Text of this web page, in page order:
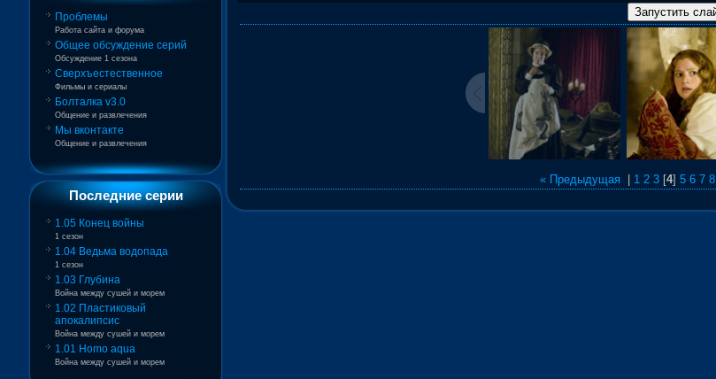
Проблемы
Работа сайта и форума
Общее обсуждение серий
Обсуждение 1 сезона
Сверхъестественное
Фильмы и сериалы
Болталка v3.0
Общение и развлечения
Мы вконтакте
Общение и развлечения
Последние серии
1.05 Конец войны
1 сезон
1.04 Ведьма водопада
1 сезон
1.03 Глубина
Война между сушей и морем
1.02 Пластиковый
апокалипсис
Война между сушей и морем
1.01 Homo aqua
Война между сушей и морем
« Предыдущая 1 2 3 [4] 5 6 7 8